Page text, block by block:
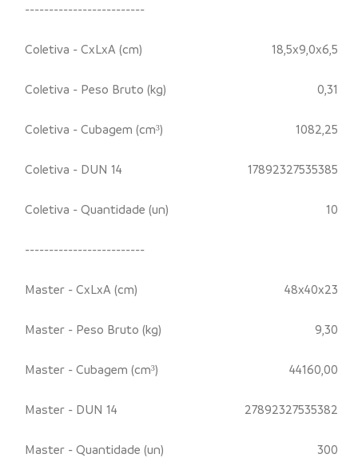
-------------------------
Coletiva - CxLxA (cm) 18,5x9,0x6,5
Coletiva - Peso Bruto (kg) 0,31
Coletiva - Cubagem (cm³) 1082,25
Coletiva - DUN 14 17892327535385
Coletiva - Quantidade (un) 10
-------------------------
Master - CxLxA (cm) 48x40x23
Master - Peso Bruto (kg) 9,30
Master - Cubagem (cm³) 44160,00
Master - DUN 14 27892327535382
Master - Quantidade (un) 300